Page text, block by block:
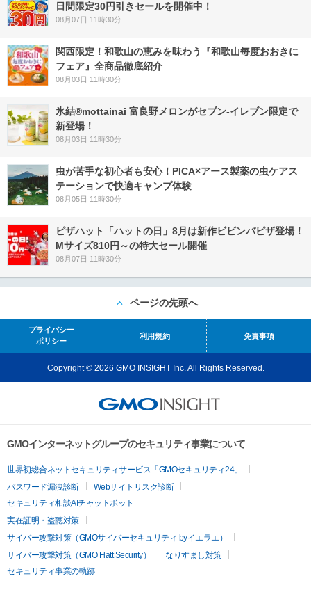
日間限定30円引きセールを開催中！
08月07日 11時30分
関西限定！和歌山の恵みを味わう『和歌山毎度おおきに
フェア』全商品徹底紹介
08月03日 11時30分
氷結®mottainai 富良野メロンがセブン‐イレブン限定で
新登場！
08月03日 11時30分
虫が苦手な初心者も安心！PICA×アース製薬の虫ケアス
テーションで快適キャンプ体験
08月05日 11時30分
ピザハット「ハットの日」8月は新作ビビンバピザ登場！
Mサイズ810円～の特大セール開催
08月07日 11時30分
ページの先頭へ
プライバシー
ポリシー
利用規約 免責事項
Copyright © 2026 GMO INSIGHT Inc. All Rights Reserved.
GMOインターネットグループのセキュリティ事業について
世界初総合ネットセキュリティサービス「GMOセキュリティ24」
パスワード漏洩診断
Webサイトリスク診断
セキュリティ相談AIチャットボット
実在証明・盗聴対策
サイバー攻撃対策（GMOサイバーセキュリティ byイエラエ）
サイバー攻撃対策（GMO Flatt Security）
なりすまし対策
セキュリティ事業の軌跡